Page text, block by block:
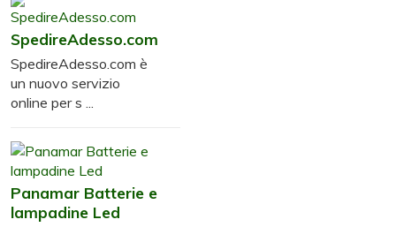
SpedireAdesso.com
SpedireAdesso.com è
un nuovo servizio
online per s ...
Panamar Batterie e
lampadine Led